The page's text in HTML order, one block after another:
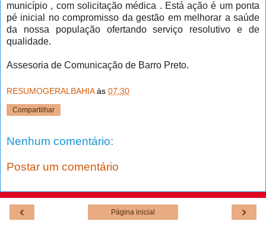
município , com solicitação médica . Está ação é um ponta
pé inicial no compromisso da gestão em melhorar a saúde
da nossa população ofertando serviço resolutivo e de
qualidade.
Assesoria de Comunicação de Barro Preto.
RESUMOGERALBAHIA às 07:30
Compartilhar
Nenhum comentário:
Postar um comentário
‹ ›
Página inicial